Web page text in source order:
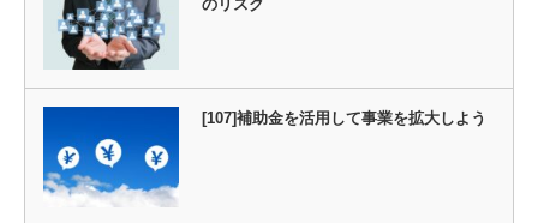
のリスク
[107]補助金を活用して事業を拡大しよう